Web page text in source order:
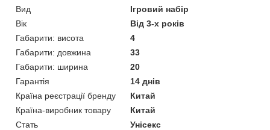
Вид
Ігровий набір
Вік
Від 3-х років
Габарити: висота
4
Габарити: довжина
33
Габарити: ширина
20
Гарантія
14 днів
Країна реєстрації бренду
Китай
Країна-виробник товару
Китай
Стать
Унісекс